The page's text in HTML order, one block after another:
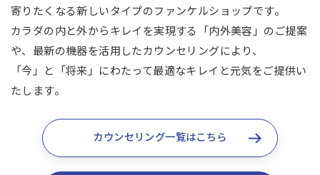
寄りたくなる新しいタイプのファンケルショップです。
カラダの内と外からキレイを実現する「内外美容」のご提案
や、最新の機器を活用したカウンセリングにより、
「今」と「将来」にわたって最適なキレイと元気をご提供い
たします。
カウンセリング一覧はこちら